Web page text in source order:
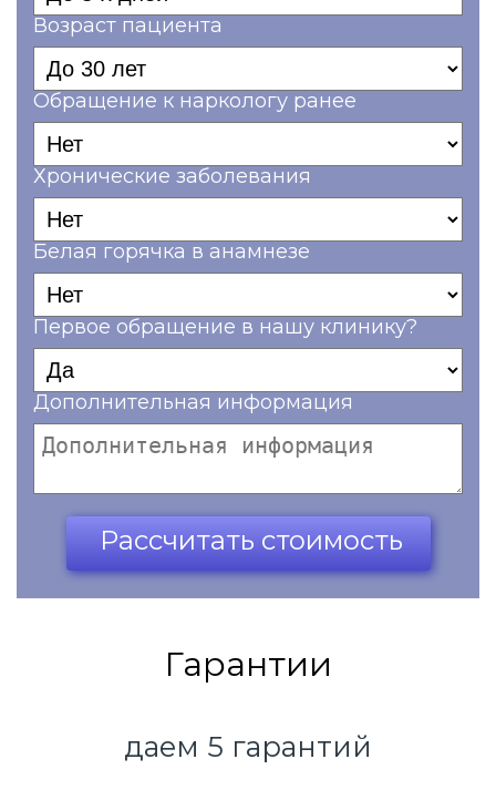
Возраст пациента
Обращение к наркологу ранее
Хронические заболевания
Белая горячка в анамнезе
Первое обращение в нашу клинику?
Дополнительная информация
Рассчитать стоимость
Ваш телефон*
Гарантии
даем 5 гарантий